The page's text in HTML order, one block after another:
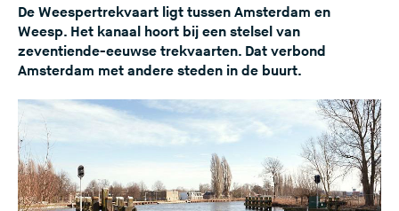
De Weespertrekvaart ligt tussen Amsterdam en
Weesp. Het kanaal hoort bij een stelsel van
zeventiende-eeuwse trekvaarten. Dat verbond
Amsterdam met andere steden in de buurt.